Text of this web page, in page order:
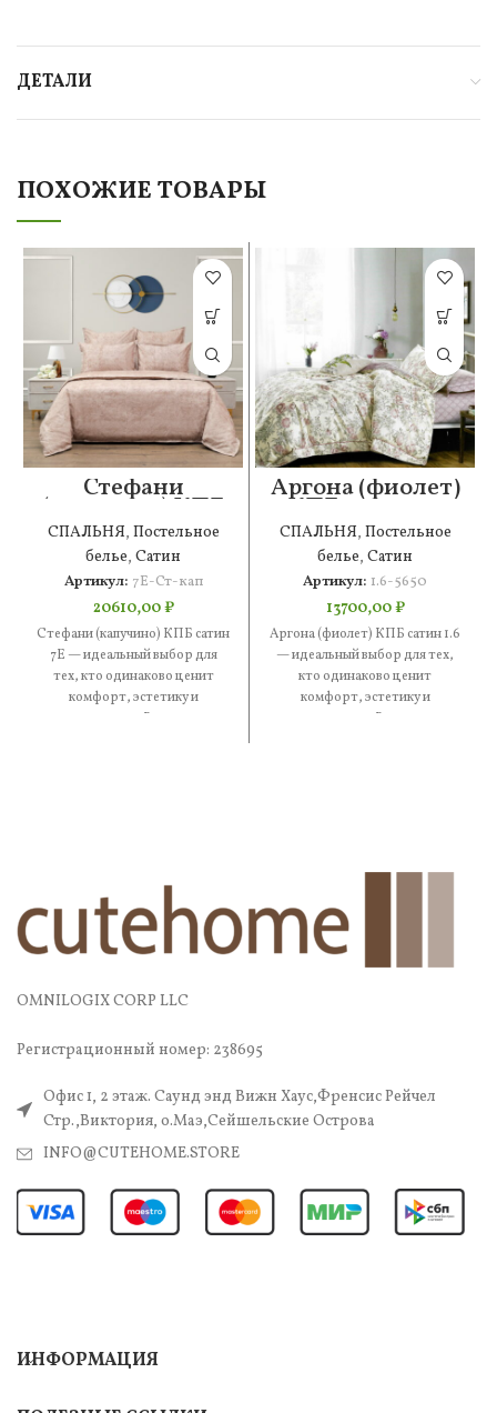
ДЕТАЛИ
ПОХОЖИЕ ТОВАРЫ
Стефани
(капучино) КПБ
сатин 7Е
СПАЛЬНЯ, Постельное
белье, Сатин
Артикул: 7Е-Ст-кап
20610,00₽
Стефани (капучино) КПБ сатин
7Е — идеальный выбор для
тех, кто одинаково ценит
комфорт, эстетику и
практичность. В составе —
Аргона (фиолет)
КПБ сатин 1.6
СПАЛЬНЯ, Постельное
белье, Сатин
Артикул: 1.6-5650
13700,00₽
Аргона (фиолет) КПБ сатин 1.6
— идеальный выбор для тех,
кто одинаково ценит
комфорт, эстетику и
практичность. В составе —
OMNILOGIX CORP LLC
Регистрационный номер: 238695
Офис 1, 2 этаж. Саунд энд Вижн Хаус,Френсис Рейчел
Стр.,Виктория, о.Маэ,Сейшельские Острова
INFO@CUTEHOME.STORE
ИНФОРМАЦИЯ